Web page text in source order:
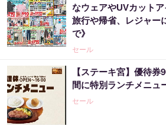
なウェアやUVカット
旅行や帰省、レジャー
で》
セール
【ステーキ宮】優待
間に特別ランチメニュ
セール